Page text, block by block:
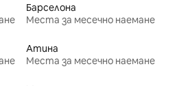
Барселона
Места за месечно наемане
Атина
Места за месечно наемане